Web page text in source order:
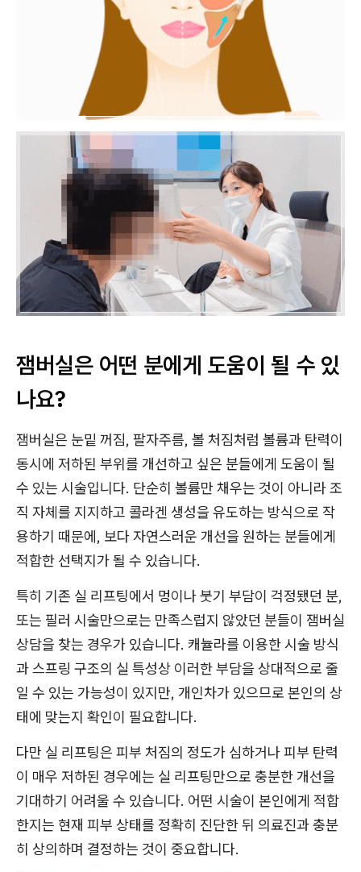
잼버실은 어떤 분에게 도움이 될 수 있
나요?
잼버실은 눈밑 꺼짐, 팔자주름, 볼 처짐처럼 볼륨과 탄력이
동시에 저하된 부위를 개선하고 싶은 분들에게 도움이 될
수 있는 시술입니다. 단순히 볼륨만 채우는 것이 아니라 조
직 자체를 지지하고 콜라겐 생성을 유도하는 방식으로 작
용하기 때문에, 보다 자연스러운 개선을 원하는 분들에게
적합한 선택지가 될 수 있습니다.
특히 기존 실 리프팅에서 멍이나 붓기 부담이 걱정됐던 분,
또는 필러 시술만으로는 만족스럽지 않았던 분들이 잼버실
상담을 찾는 경우가 있습니다. 캐뉼라를 이용한 시술 방식
과 스프링 구조의 실 특성상 이러한 부담을 상대적으로 줄
일 수 있는 가능성이 있지만, 개인차가 있으므로 본인의 상
태에 맞는지 확인이 필요합니다.
다만 실 리프팅은 피부 처짐의 정도가 심하거나 피부 탄력
이 매우 저하된 경우에는 실 리프팅만으로 충분한 개선을
기대하기 어려울 수 있습니다. 어떤 시술이 본인에게 적합
한지는 현재 피부 상태를 정확히 진단한 뒤 의료진과 충분
히 상의하며 결정하는 것이 중요합니다.